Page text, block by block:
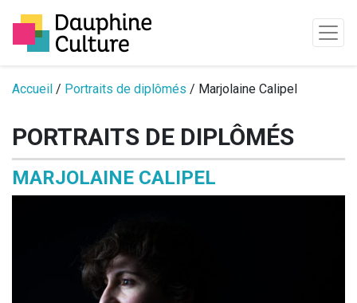
Passer au contenu
Accueil / Portraits de diplômés / Marjolaine Calipel
PORTRAITS DE DIPLÔMÉS
MARJOLAINE CALIPEL